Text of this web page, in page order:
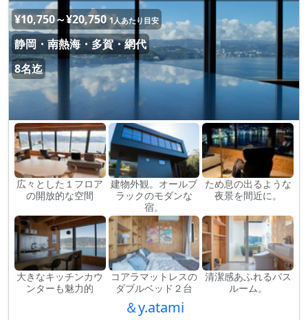
¥10,750～¥20,750 1人あたり目安
静岡・南熱海・多賀・網代
8名迄
広々とした１フロア
の開放的な空間
建物外観。オールブ
ラックのモダンな
宿。
ため息の出るような
夜景を間近に。
大きなキッチンカウ
ンターも魅力的
コアラマットレスの
ダブルベッド２台
清潔感あふれるバス
ルーム。
＆y.atami